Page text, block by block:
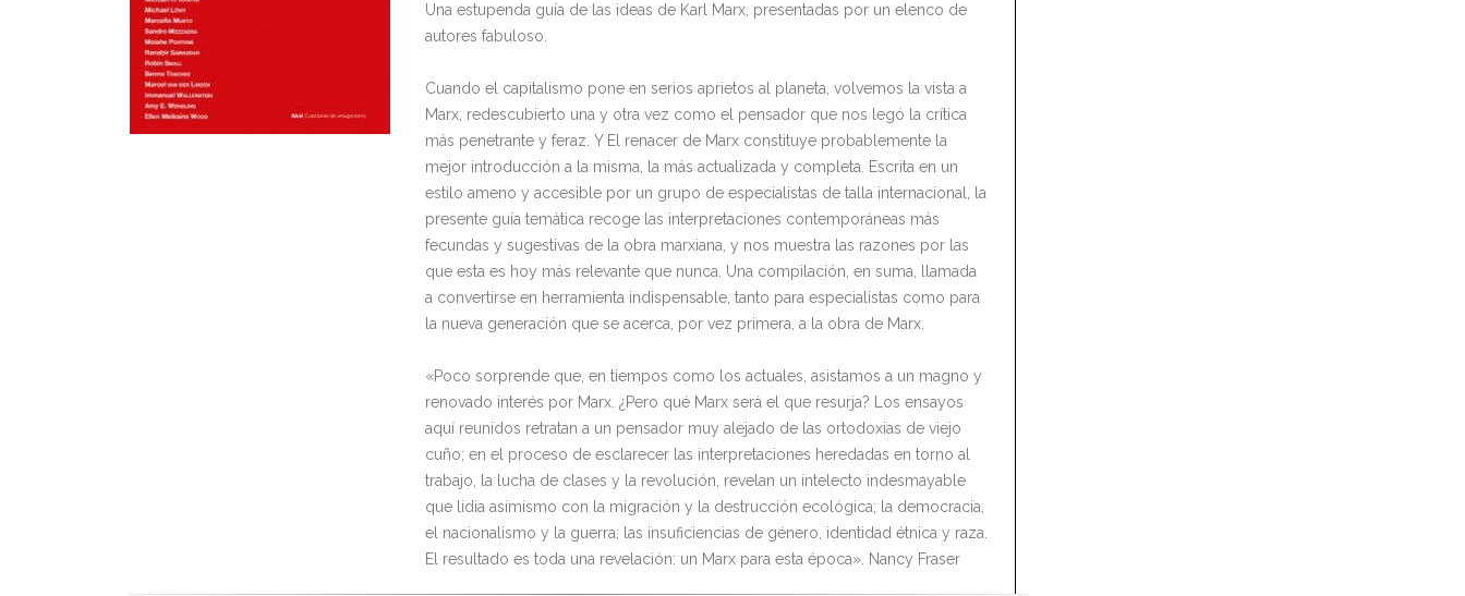
Una estupenda guía de las ideas de Karl Marx, presentadas por un elenco de
autores fabuloso.
Cuando el capitalismo pone en serios aprietos al planeta, volvemos la vista a
Marx, redescubierto una y otra vez como el pensador que nos legó la crítica
más penetrante y feraz. Y El renacer de Marx constituye probablemente la
mejor introducción a la misma, la más actualizada y completa. Escrita en un
estilo ameno y accesible por un grupo de especialistas de talla internacional, la
presente guía temática recoge las interpretaciones contemporáneas más
fecundas y sugestivas de la obra marxiana, y nos muestra las razones por las
que esta es hoy más relevante que nunca. Una compilación, en suma, llamada
a convertirse en herramienta indispensable, tanto para especialistas como para
la nueva generación que se acerca, por vez primera, a la obra de Marx.
«Poco sorprende que, en tiempos como los actuales, asistamos a un magno y
renovado interés por Marx. ¿Pero qué Marx será el que resurja? Los ensayos
aquí reunidos retratan a un pensador muy alejado de las ortodoxias de viejo
cuño; en el proceso de esclarecer las interpretaciones heredadas en torno al
trabajo, la lucha de clases y la revolución, revelan un intelecto indesmayable
que lidia asimismo con la migración y la destrucción ecológica; la democracia,
el nacionalismo y la guerra; las insuficiencias de género, identidad étnica y raza.
El resultado es toda una revelación: un Marx para esta época». Nancy Fraser